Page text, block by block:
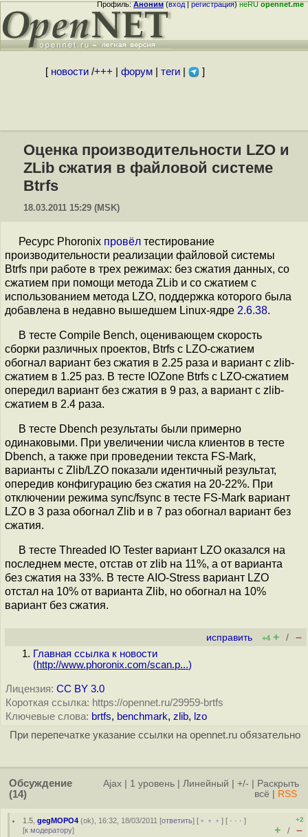
Профиль:Аноним(вход|регистрация)неRUopennet.me
[ новости/+++ форум| теги| ]
Оценка производительности LZO и
ZLib сжатия в файловой системе
Btrfs
18.03.2011 15:29 (MSK)
Ресурс Phoronix провёл тестирование
производительности реализации файловой системы
Btrfs при работе в трех режимах: без сжатия данных, со
сжатием при помощи метода ZLib и со сжатием с
использованием метода LZO, поддержка которого была
добавлена в недавно вышедшем Linux-ядре 2.6.38.
В тесте Compile Bench, оценивающем скорость
сборки различных проектов, Btrfs c LZO-сжатием
обогнал вариант без сжатия в 2.25 раза и вариант с zlib-
сжатием в 1.25 раз. В тесте IOZone Btrfs c LZO-сжатием
опередил вариант без сжатия в 9 раз, а вариант с zlib-
сжатием в 2.4 раза.
В тесте Dbench результаты были примерно
одинаковыми. При увеличении числа клиентов в тесте
Dbench, а также при проведении текста FS-Mark,
варианты с Zlib/LZO показали идентичный результат,
опередив конфигурацию без сжатия на 20-22%. При
отключении режима sync/fsync в тесте FS-Mark вариант
LZO в 3 раза обогнал Zlib и в 7 раз обогнал вариант без
сжатия.
В тесте Threaded IO Tester вариант LZO оказался на
последнем месте, отстав от zlib на 11%, а от варианта
без сжатия на 33%. В тесте AIO-Stress вариант LZO
отстал на 10% от варианта Zlib, но обогнал на 10%
вариант без сжатия.
исправить +4 + / –
Главная ссылка к новости
(http://www.phoronix.com/scan.p...)
Лицензия: CC BY 3.0
Короткая ссылка: https://opennet.ru/29959-brtfs
Ключевые слова: brtfs, benchmark, zlib, lzo
При перепечатке указание ссылки на opennet.ru обязательно
Обсуждение
(14)
Ajax 1 уровень Линейный +/-
Раскрыть
всё
RSS
1.5 ,gegMOPO4 (ok), 16:32, 18/03/2011 [ответить] [ ﹢﹢﹢] [ · · ·]
[к модератору]
+2
+ / –